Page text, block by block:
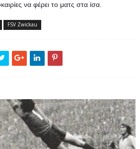
να φέρει το ματς στα ίσα.
FSV Zwickau